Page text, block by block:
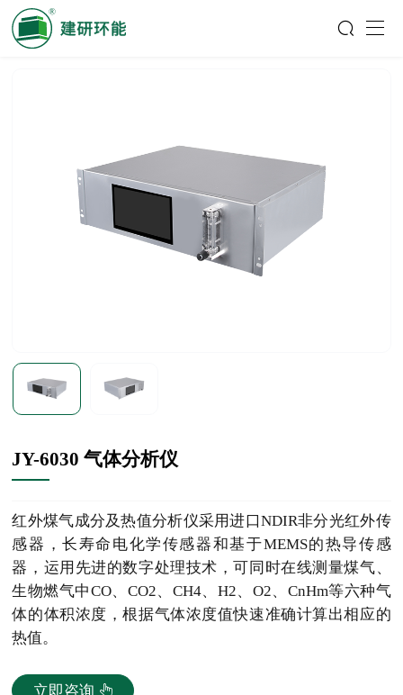
JY-6030 气体分析仪
红外煤气成分及热值分析仪采用进口NDIR非分光红外传
感器，长寿命电化学传感器和基于MEMS的热导传感
器，运用先进的数字处理技术，可同时在线测量煤气、
生物燃气中CO、CO2、CH4、H2、O2、CnHm等六种气
体的体积浓度，根据气体浓度值快速准确计算出相应的
热值。
立即咨询